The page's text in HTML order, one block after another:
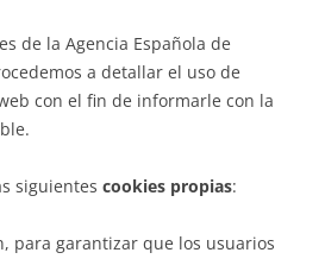
de la Agencia Española de
a detallar el uso de
con el fin de informarle con la
siguientes cookies propias:
para garantizar que los usuarios